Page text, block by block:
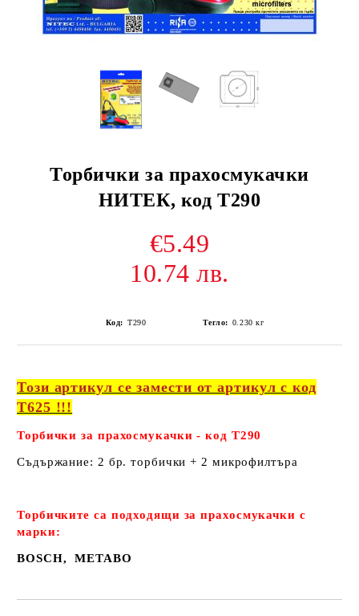
Торбички за прахосмукачки
НИТЕК, код Т290
€5.49
10.74 лв.
Код: Т290 Тегло: 0.230 кг
Този артикул се замести от артикул с код
Т625 !!!
Торбички за прахосмукачки - код Т290
Съдържание: 2 бр. торбички + 2 микрофилтъра
Торбичките са подходящи за прахосмукачки с
марки:
BOSCH, METABO